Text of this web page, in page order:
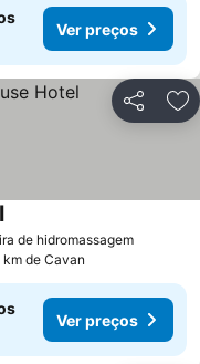
Ver preços
Partilhar
de hidromassagem
de Cavan
Ver preços